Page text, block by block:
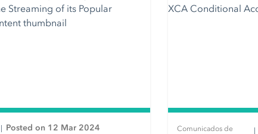
Posted on 12 Mar 2024
Comunicados de